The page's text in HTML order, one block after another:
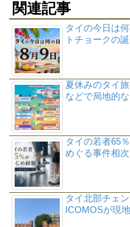
関連記事
タイの今日は
トチョークの
夏休みのタイ
などで局地的
タイの若者65
めぐる事件相
タイ北部チェ
ICOMOSが現